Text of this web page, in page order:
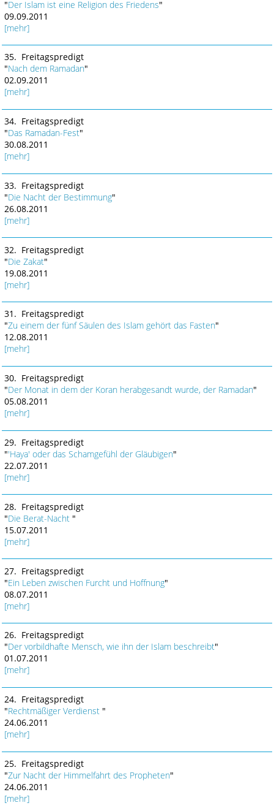
"Der Islam ist eine Religion des Friedens"
09.09.2011
[mehr]
35. Freitagspredigt
"Nach dem Ramadan"
02.09.2011
[mehr]
34. Freitagspredigt
"Das Ramadan-Fest"
30.08.2011
[mehr]
33. Freitagspredigt
"Die Nacht der Bestimmung"
26.08.2011
[mehr]
32. Freitagspredigt
"Die Zakat"
19.08.2011
[mehr]
31. Freitagspredigt
"Zu einem der fünf Säulen des Islam gehört das Fasten"
12.08.2011
[mehr]
30. Freitagspredigt
"Der Monat in dem der Koran herabgesandt wurde, der Ramadan"
05.08.2011
[mehr]
29. Freitagspredigt
"'Haya' oder das Schamgefühl der Gläubigen"
22.07.2011
[mehr]
28. Freitagspredigt
"Die Berat-Nacht "
15.07.2011
[mehr]
27. Freitagspredigt
"Ein Leben zwischen Furcht und Hoffnung"
08.07.2011
[mehr]
26. Freitagspredigt
"Der vorbildhafte Mensch, wie ihn der Islam beschreibt"
01.07.2011
[mehr]
24. Freitagspredigt
"Rechtmäßiger Verdienst "
24.06.2011
[mehr]
25. Freitagspredigt
"Zur Nacht der Himmelfahrt des Propheten"
24.06.2011
[mehr]